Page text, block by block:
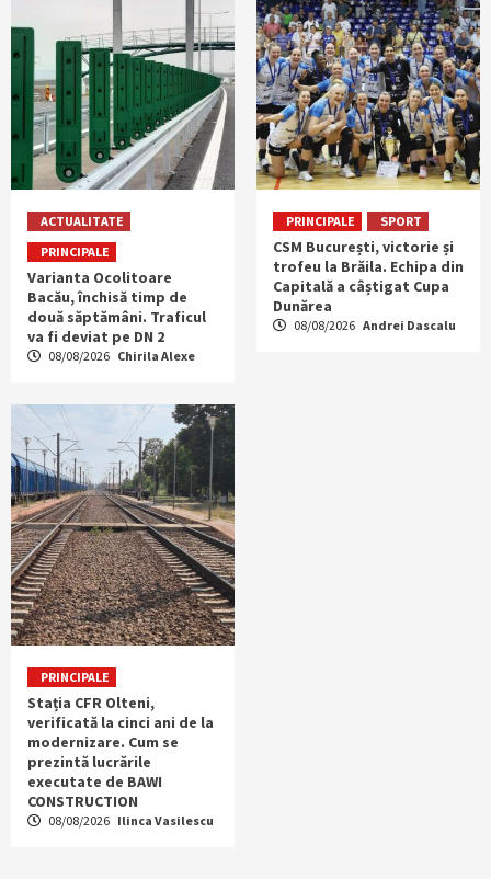
ACTUALITATE
PRINCIPALE
Varianta Ocolitoare
Bacău, închisă timp de
două săptămâni. Traficul
va fi deviat pe DN 2
08/08/2026 Chirila Alexe
PRINCIPALE SPORT
CSM București, victorie și
trofeu la Brăila. Echipa din
Capitală a câștigat Cupa
Dunărea
08/08/2026 Andrei Dascalu
PRINCIPALE
Stația CFR Olteni,
verificată la cinci ani de la
modernizare. Cum se
prezintă lucrările
executate de BAWI
CONSTRUCTION
08/08/2026 Ilinca Vasilescu